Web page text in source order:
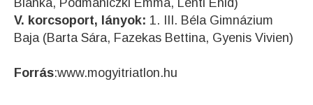
Blanka, Podmaniczki Emma, Lenti Enid)
V. korcsoport, lányok: 1. III. Béla Gimnázium
Baja (Barta Sára, Fazekas Bettina, Gyenis Vivien)
Forrás:www.mogyitriatlon.hu